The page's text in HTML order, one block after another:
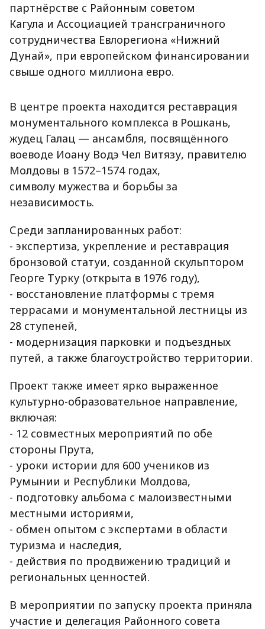
партнёрстве с Районным советом
Кагула и Ассоциацией трансграничного
сотрудничества Евлорегиона «Нижний
Дунай», при европейском финансировании
свыше одного миллиона евро.
В центре проекта находится реставрация
монументального комплекса в Рошкань,
жудец Галац — ансамбля, посвящённого
воеводе Иоану Водэ Чел Витязу, правителю
Молдовы в 1572–1574 годах,
символу мужества и борьбы за
независимость.
Среди запланированных работ:
- экспертиза, укрепление и реставрация
бронзовой статуи, созданной скульптором
Георге Турку (открыта в 1976 году),
- восстановление платформы с тремя
террасами и монументальной лестницы из
28 ступеней,
- модернизация парковки и подъездных
путей, а также благоустройство территории.
Проект также имеет ярко выраженное
культурно-образовательное направление,
включая:
- 12 совместных мероприятий по обе
стороны Прута,
- уроки истории для 600 учеников из
Румынии и Республики Молдова,
- подготовку альбома с малоизвестными
местными историями,
- обмен опытом с экспертами в области
туризма и наследия,
- действия по продвижению традиций и
региональных ценностей.
В мероприятии по запуску проекта приняла
участие и делегация Районного совета